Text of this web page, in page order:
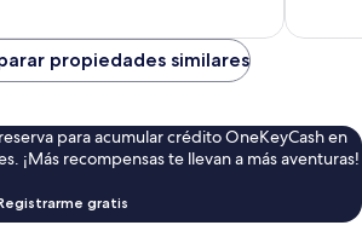
propiedades similares
para acumular crédito OneKeyCash en
¡Más recompensas te llevan a más aventuras!
gratis